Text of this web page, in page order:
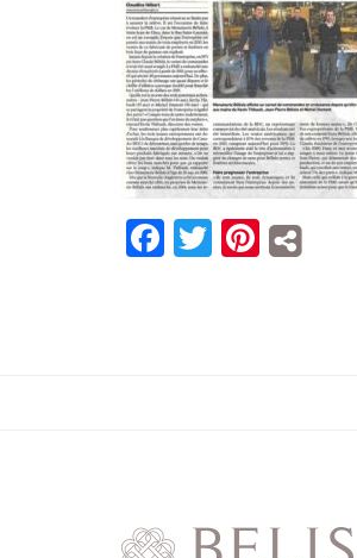
Facebook
Twitter